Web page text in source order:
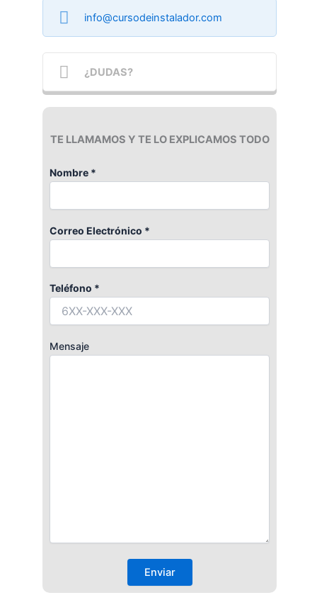
info@cursodeinstalador.com
¿DUDAS?
TE LLAMAMOS Y TE LO EXPLICAMOS TODO
Nombre *
Correo Electrónico *
Teléfono *
Mensaje